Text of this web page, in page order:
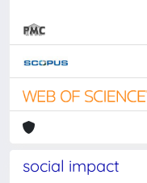
social impact